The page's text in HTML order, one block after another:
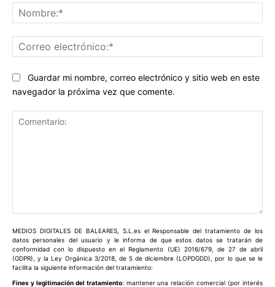
Guardar mi nombre, correo electrónico y sitio web en este
navegador la próxima vez que comente.
MEDIOS DIGITALES DE BALEARES, S.L.es el Responsable del tratamiento de los
datos personales del usuario y le informa de que estos datos se tratarán de
conformidad con lo dispuesto en el Reglamento (UE) 2016/679, de 27 de abril
(GDPR), y la Ley Orgánica 3/2018, de 5 de diciembre (LOPDGDD), por lo que se le
facilita la siguiente información del tratamiento:
Fines y legitimación del tratamiento: mantener una relación comercial (por interés